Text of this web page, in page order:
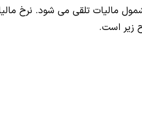
مالیات تلقی می شود. نرخ
زیر است.